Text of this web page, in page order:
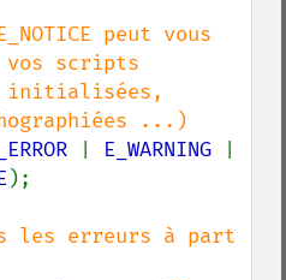
peut vous
vos scripts
initialisées,
E_WARNING
);
les erreurs à part